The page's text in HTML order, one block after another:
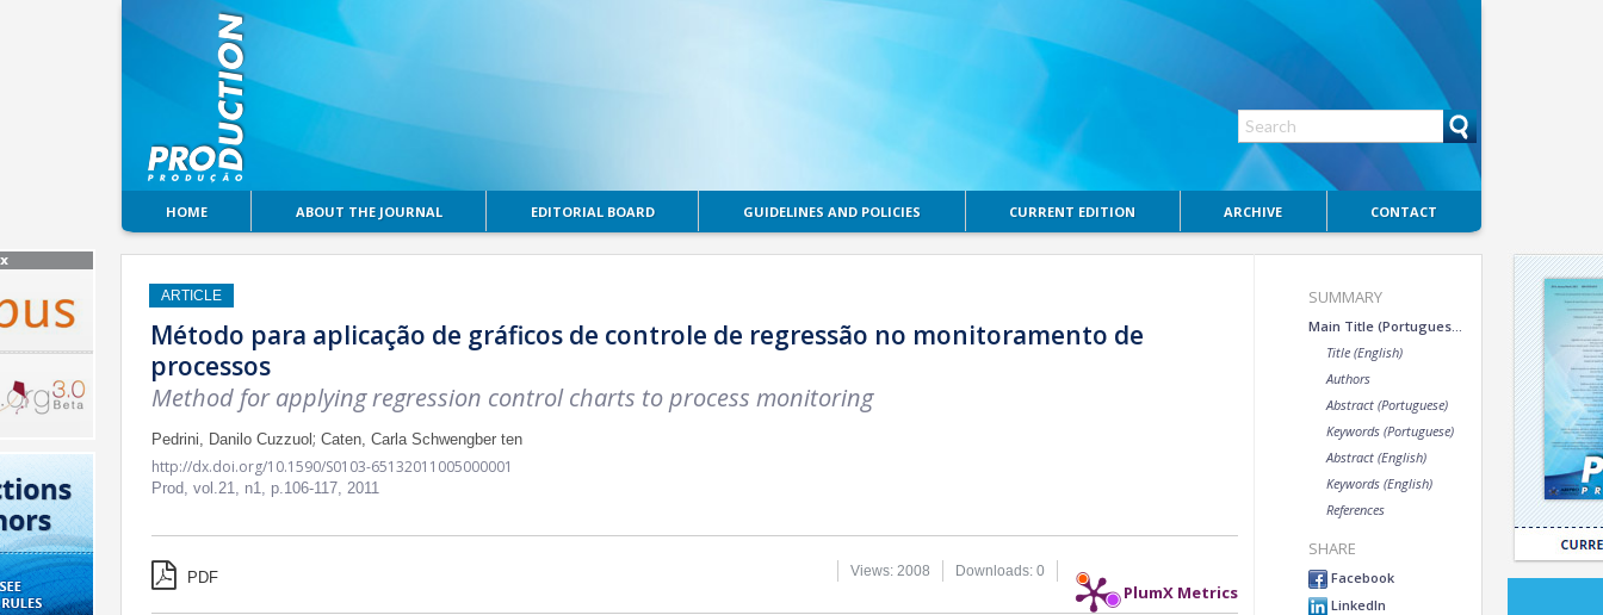
HOME ABOUT THE JOURNAL EDITORIAL BOARD GUIDELINES AND POLICIES CURRENT EDITION ARCHIVE CONTACT
ARTICLE
Método para aplicação de gráficos de controle de regressão no monitoramento de
processos
Method for applying regression control charts to process monitoring
Pedrini, Danilo Cuzzuol ; Caten, Carla Schwengber ten
http://dx.doi.org/10.1590/S0103-65132011005000001
Prod, vol.21, n1, p.106-117, 2011
PDF
PlumX Metrics
Downloads: 0
Views: 2008
SUMMARY
Title (English)
Authors
Abstract (Portuguese)
Keywords (Portuguese)
Abstract (English)
Keywords (English)
References
SHARE
Facebook
LinkedIn